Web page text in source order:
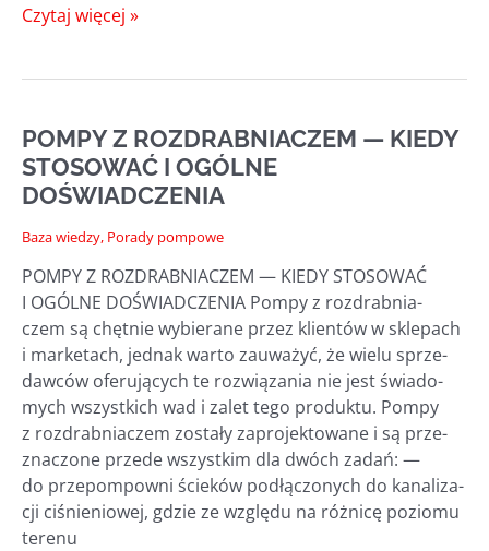
PODSTAWOWE
Czytaj więcej »
POMPY Z ROZDRABNIACZEM — KIEDY
STOSOWAĆ I OGÓLNE
DOŚWIADCZENIA
Baza wiedzy, Porady pompowe
POMPY Z ROZDRABNIACZEM — KIEDY STOSOWAĆ
I OGÓLNE DOŚWIADCZENIA Pom­py z roz­drab­nia­
czem są chęt­nie wybie­ra­ne przez klien­tów w skle­pach
i mar­ke­tach, jed­nak war­to zauwa­żyć, że wie­lu sprze­
daw­ców ofe­ru­ją­cych te roz­wią­za­nia nie jest świa­do­
mych wszyst­kich wad i zalet tego pro­duk­tu. Pom­py
z roz­drab­nia­czem zosta­ły zapro­jek­to­wa­ne i są prze­
zna­czo­ne przede wszyst­kim dla dwóch zadań: —
do prze­pom­pow­ni ście­ków pod­łą­czo­nych do kana­li­za­
cji ciśnie­nio­wej, gdzie ze wzglę­du na róż­ni­cę pozio­mu
terenu